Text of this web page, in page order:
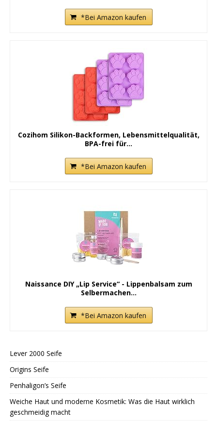
*Bei Amazon kaufen
Cozihom Silikon-Backformen, Lebensmittelqualität,
BPA-frei für...
*Bei Amazon kaufen
Naissance DIY „Lip Service“ - Lippenbalsam zum
Selbermachen...
*Bei Amazon kaufen
Lever 2000 Seife
Origins Seife
Penhaligon’s Seife
Weiche Haut und moderne Kosmetik: Was die Haut wirklich
geschmeidig macht